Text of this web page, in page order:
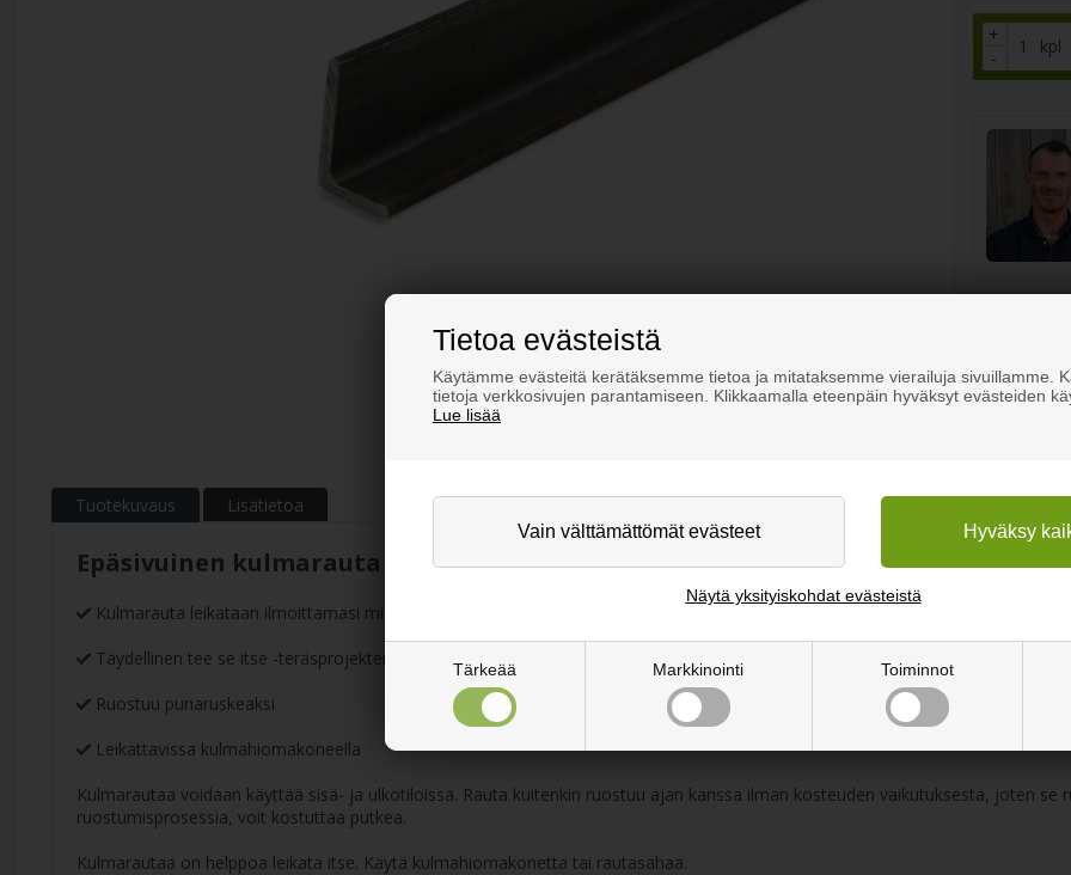
Tietoa evästeistä
Käytämme evästeitä kerätäksemme tietoa ja mitataksemme vierailuja sivuillamme.
tietoja verkkosivujen parantamiseen. Klikkaamalla eteenpäin hyväksyt evästeiden
Lue lisää
Tärkeää Markkinointi Toiminnot
Näytä yksityiskohdat evästeistä
kpl
+
-
Tuotekuvaus Lisätietoa
Epäsivuinen kulmarauta
Kulmarauta leikataan ilmoittamasi mitan mukaan
Täydellinen tee se itse -teräsprojekteihin
Ruostuu punaruskeaksi
Leikattavissa kulmahiomakoneella
Kulmarautaa voidaan käyttää sisä- ja ulkotiloissa. Rauta kuitenkin ruostuu ajan kanssa ilman kosteuden vaikutuksesta, joten
ruostumisprosessia, voit kostuttaa putkea.
Kulmarautaa on helppoa leikata itse. Käytä kulmahiomakonetta tai rautasahaa.